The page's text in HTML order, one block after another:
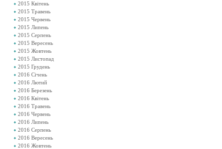
2015 Квітень
2015 Травень
2015 Червень
2015 Липень
2015 Серпень
2015 Вересень
2015 Жовтень
2015 Листопад
2015 Грудень
2016 Січень
2016 Лютий
2016 Березень
2016 Квітень
2016 Травень
2016 Червень
2016 Липень
2016 Серпень
2016 Вересень
2016 Жовтень